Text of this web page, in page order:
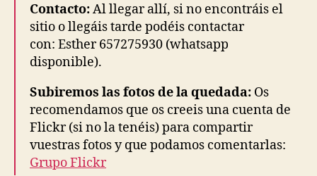
Contacto:Al llegar allí, si no encontráis el
sitio o llegáis tarde podéis contactar
con: Esther 657275930 (whatsapp
disponible).
Subiremos las fotos de la quedada: Os
recomendamos que os creeis una cuenta de
Flickr (si no la tenéis) para compartir
vuestras fotos y que podamos comentarlas:
Grupo Flickr